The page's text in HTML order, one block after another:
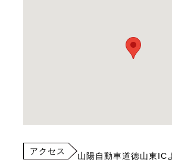
アクセス 山陽自動車道徳山東IC